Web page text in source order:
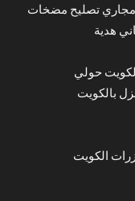
تصليح مضخات
هدية
حولي
بالكويت
الكويت